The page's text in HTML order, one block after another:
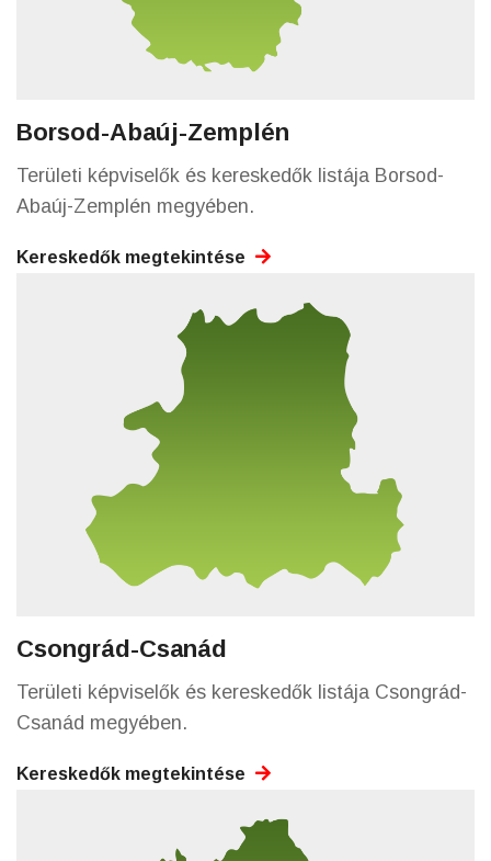
Borsod-Abaúj-Zemplén
Területi képviselők és kereskedők listája Borsod-
Abaúj-Zemplén megyében.
Kereskedők megtekintése
Csongrád-Csanád
Területi képviselők és kereskedők listája Csongrád-
Csanád megyében.
Kereskedők megtekintése